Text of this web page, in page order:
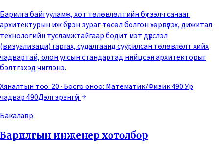
Барилга байгууламж, хот төлөвлөлтийн бүтээлч санааг
архитектурын иж бүрэн зураг төсөл болгон хөрвүүлэх, дижитал
технологийн тусламжтайгаар бодит мэт дүрслэл
(визуализаци) гаргах, судалгаанд суурилсан төлөвлөлт хийх
чадвартай, олон улсын стандартад нийцсэн архитекторыг
бэлтгэхэд чиглэнэ.
Хяналтын тоо: 20· Босго оноо: Математик/Физик 490 Ур
чадвар 490Дэлгэрэнгүй
Бакалавр
Барилгын инженер хөтөлбөр